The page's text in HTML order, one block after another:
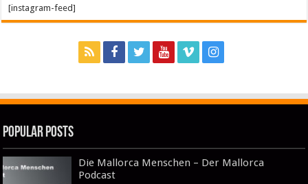
[instagram-feed]
Popular Posts
Die Mallorca Menschen – Der Mallorca
Podcast